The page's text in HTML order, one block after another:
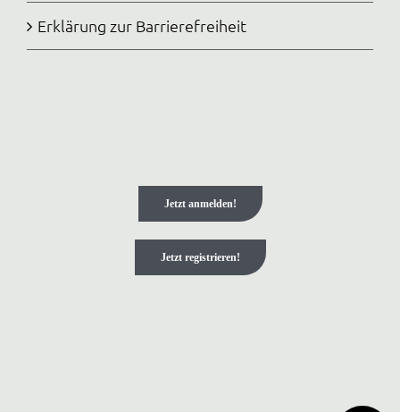
Erklärung zur Barrierefreiheit
Jetzt anmelden!
Jetzt registrieren!